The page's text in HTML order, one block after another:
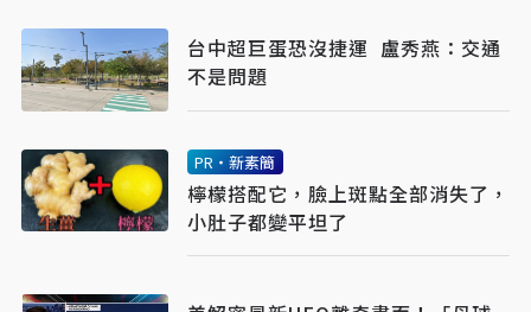
台中超巨蛋恐沒捷運 盧秀燕：交通
不是問題
PR・新素簡
檸檬搭配它，臉上斑點全部消失了，
小肚子都變平坦了